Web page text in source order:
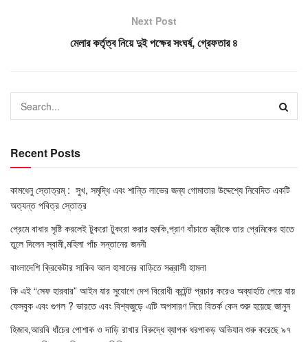
Next Post
মেলার কর্তৃত্ব নিয়ে দুই পক্ষের সংঘর্ষ, গ্রেফতার ৪
Recent Posts
কামধেনু স্তোত্রম্ : সুখ, সমৃদ্ধি এবং শান্তি লাভের জন্য গোমাতার উদ্দেশ্যে নিবেদিত একটি
অত্যন্ত পবিত্র স্তোত্র
প্রেমে বাধার সৃষ্টি করলেই টুকরো টুকরো করার হুমকি,প্রাণ বাঁচাতে স্ত্রীকে তার প্রেমিকের হাতে
তুলে দিলেন স্বামী,মহিলা পাঁচ সন্তানের জননী
বাংলাদেশি ক্রিকেটার সাকিব আল হাসানের বাড়িতে সন্ত্রাসী হামলা
কি এই “সেফ হারবার” আইন যার সুযোগে দেশ বিরোধী কন্টেন্ট প্রচার করেও অব্যাহতি পেয়ে যায়
ফেসবুক এবং গুগল ? ভারতে এবং বিশ্বজুড়ে এটি অপসারণ নিয়ে বিতর্ক কেন শুরু হয়েছে জানুন
হিজাব,আরবি ধাঁচের পোশাক ও দাড়ি রাখার বিরুদ্ধে ব্যাপক ধরপাকড় অভিযান শুরু করেছে ৯৭